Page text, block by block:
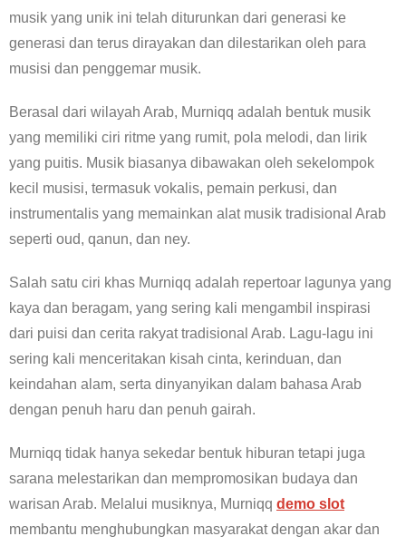
musik yang unik ini telah diturunkan dari generasi ke
generasi dan terus dirayakan dan dilestarikan oleh para
musisi dan penggemar musik.
Berasal dari wilayah Arab, Murniqq adalah bentuk musik
yang memiliki ciri ritme yang rumit, pola melodi, dan lirik
yang puitis. Musik biasanya dibawakan oleh sekelompok
kecil musisi, termasuk vokalis, pemain perkusi, dan
instrumentalis yang memainkan alat musik tradisional Arab
seperti oud, qanun, dan ney.
Salah satu ciri khas Murniqq adalah repertoar lagunya yang
kaya dan beragam, yang sering kali mengambil inspirasi
dari puisi dan cerita rakyat tradisional Arab. Lagu-lagu ini
sering kali menceritakan kisah cinta, kerinduan, dan
keindahan alam, serta dinyanyikan dalam bahasa Arab
dengan penuh haru dan penuh gairah.
Murniqq tidak hanya sekedar bentuk hiburan tetapi juga
sarana melestarikan dan mempromosikan budaya dan
warisan Arab. Melalui musiknya, Murniqq demo slot
membantu menghubungkan masyarakat dengan akar dan